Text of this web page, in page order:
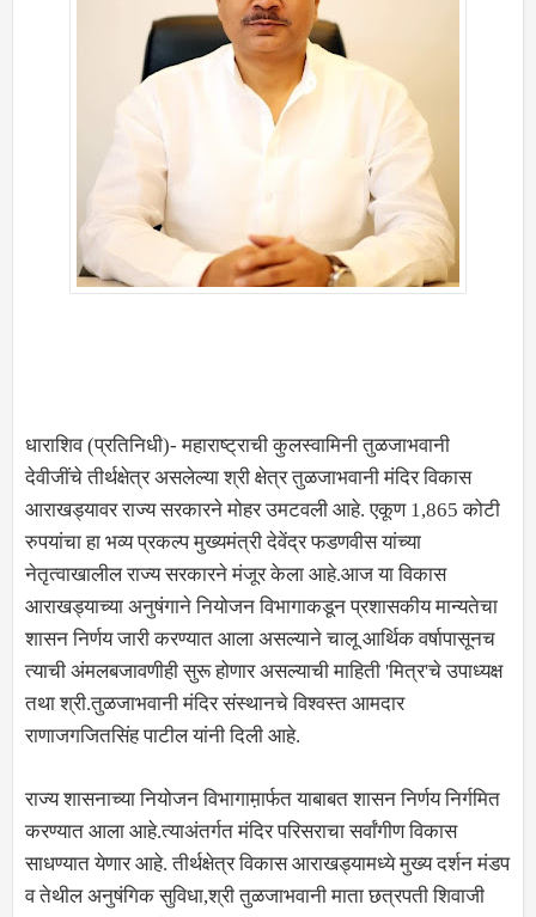
धाराशिव (प्रतिनिधी)- महाराष्ट्राची कुलस्वामिनी तुळजाभवानी
देवीजींचे तीर्थक्षेत्र असलेल्या श्री क्षेत्र तुळजाभवानी मंदिर विकास
आराखड्यावर राज्य सरकारने मोहर उमटवली आहे. एकूण 1,865 कोटी
रुपयांचा हा भव्य प्रकल्प मुख्यमंत्री देवेंद्र फडणवीस यांच्या
नेतृत्वाखालील राज्य सरकारने मंजूर केला आहे.आज या विकास
आराखड्याच्या अनुषंगाने नियोजन विभागाकडून प्रशासकीय मान्यतेचा
शासन निर्णय जारी करण्यात आला असल्याने चालू आर्थिक वर्षापासूनच
त्याची अंमलबजावणीही सुरू होणार असल्याची माहिती 'मित्र'चे उपाध्यक्ष
तथा श्री.तुळजाभवानी मंदिर संस्थानचे विश्वस्त आमदार
राणाजगजितसिंह पाटील यांनी दिली आहे.
राज्य शासनाच्या नियोजन विभागाम़ार्फत याबाबत शासन निर्णय निर्गमित
करण्यात आला आहे.त्याअंतर्गत मंदिर परिसराचा सर्वांगीण विकास
साधण्यात येणार आहे. तीर्थक्षेत्र विकास आराखड्यामध्ये मुख्य दर्शन मंडप
व तेथील अनुषंगिक सुविधा,श्री तुळजाभवानी माता छत्रपती शिवाजी